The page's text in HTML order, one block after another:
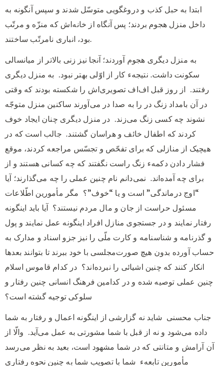
ابتدا به حبل کذب و دروغگویی متوسّل شدند و سپس آنگونه به
داخل منزل هجوم بردند؛ پس آنگاه از خانه‌اش که منزّه و مرتّب
بود، انباری نامرتّب ساختند.
به منزل دیگری هجوم آوردند؛ آنجا نیز زنی بالاتر از میانسالی
سکونت داشت. نتیجهء کار از اوّلی بهتر نبود. به منزل دیگری
رفتند. از روز قبل اف‌اف تصویری‌اش را شکسته بودند که وقتی
در آن بامداد زنگ در را به صدا در می‌آورند ساکنین منزل متوجّه
نشوند چه کسی زنگ می‌زند. در منزل دیگری چنان ایجاد خوف
کردند که اطفال خائف و هراسان گشتند. جالب است که در
هیچیک از منازلی که برای تفحّص و تجسّس مراجعه کردند، موقع
فشار دادن دکمهء زنگ راست نگفتند که چه کسانی هستند و از
برای چه آمده‌اند. نمی‌دانم نام چنین عملی را چه می‌گذارند؛ آیا
“اوج درماندگی” است و یا “خوف”؟ مگر مأمورین اطّلاعات
مسئول حراست از جان و مال مردم نیستند؟ آیا باید اینگونه
رفتار نمایند و در جستجوی منازل افراد اینگونه عمل نمایند و پول
و گذرنامه و شناسنامه و کارت ملّی را نیز جزو اسناد و مدارک به
حساب آورده بدون هیچ صورت‌مجلسی با خود ببرند تا بتوانند بعدها
انکار کنند که چنین اشیائی را نبرده‌اند؟ در کدام قاموس اسلام
چنین عملی توصیه شده و در کدامین فرهنگ انسانی چنین رفتار و
سلوکی توجیه گشته است؟
جناب محسنی شاید نه گزارشی از اینگونه اعمال و رفتار به شما
داده می‌شود و نه از قبل با شما مشورتی به عمل می‌آید. والّا از
آن آرامش و متانتی که در شما مشهود است، بعید به نظر می‌رسد
مأمورین تابعهء شما با تصویب شما به چنین نحوه رفتاری